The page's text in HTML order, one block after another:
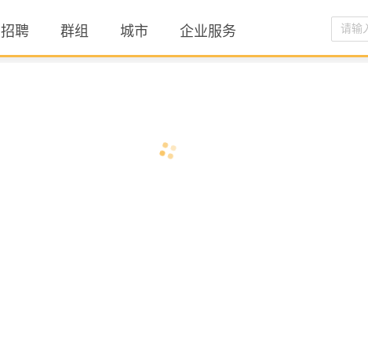
招聘 群组 城市 企业服务